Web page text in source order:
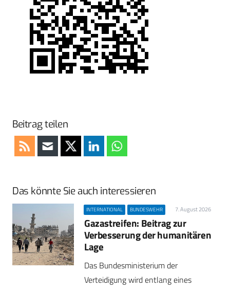
Beitrag teilen
Das könnte Sie auch interessieren
INTERNATIONAL BUNDESWEHR 7. August 2026
Gazastreifen: Beitrag zur
Verbesserung der humanitären
Lage
Das Bundesministerium der
Verteidigung wird entlang eines